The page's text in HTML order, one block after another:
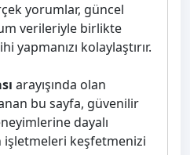
yorumlar, güncel
verileriyle birlikte
kolaylaştırır.
arayışında olan
bu sayfa, güvenilir
dayalı
işletmeleri keşfetmenizi